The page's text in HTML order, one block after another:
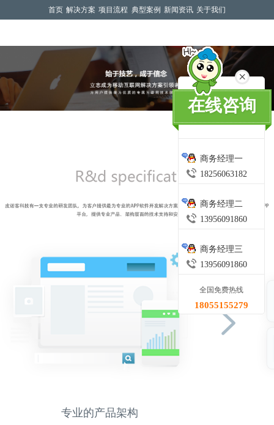
首页 解决方案 项目流程 典型案例 新闻资讯 关于我们
专心产品研发规范
专业的产品架构
×
在线咨询
商务经理一
18256063182
商务经理二
13956091860
商务经理三
13956091860
全国免费热线
18055155279